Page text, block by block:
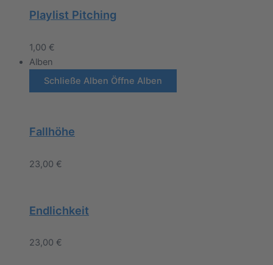
Playlist Pitching
1,00 €
Alben
Schließe Alben Öffne Alben
Fallhöhe
23,00 €
Endlichkeit
23,00 €